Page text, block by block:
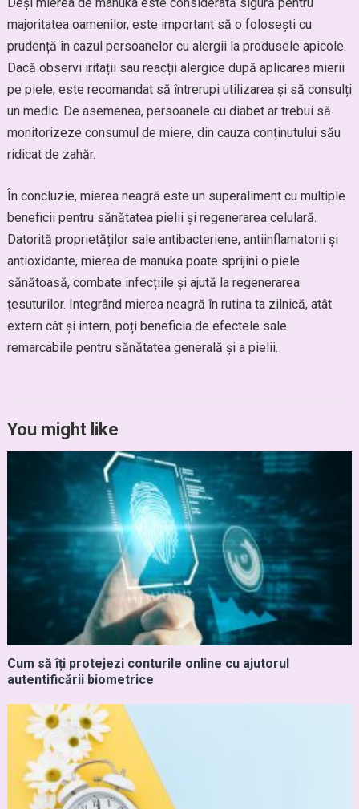
majoritatea oamenilor, este important să o folosești cu
prudență în cazul persoanelor cu alergii la produsele apicole.
Dacă observi iritații sau reacții alergice după aplicarea mierii
pe piele, este recomandat să întrerupi utilizarea și să consulți
un medic. De asemenea, persoanele cu diabet ar trebui să
monitorizeze consumul de miere, din cauza conținutului său
ridicat de zahăr.
În concluzie, mierea neagră este un superaliment cu multiple
beneficii pentru sănătatea pielii și regenerarea celulară.
Datorită proprietăților sale antibacteriene, antiinflamatorii și
antioxidante, mierea de manuka poate sprijini o piele
sănătoasă, combate infecțiile și ajută la regenerarea
țesuturilor. Integrând mierea neagră în rutina ta zilnică, atât
extern cât și intern, poți beneficia de efectele sale
remarcabile pentru sănătatea generală și a pielii.
You might like
Cum să îți protejezi conturile online cu ajutorul
autentificării biometrice